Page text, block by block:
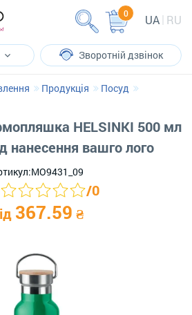
UA RU
0
Зворотній дзвінок
Продукція
Посуд
HELSINKI 500 мл
нанесення вашго лого
MO9431_09
/0
367.59 ₴